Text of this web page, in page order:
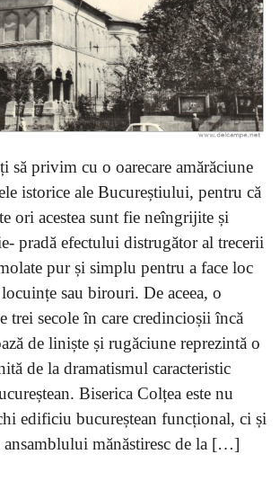
să privim cu o oarecare amărăciune
istorice ale Bucureștiului, pentru că
ori acestea sunt fie neîngrijite și
pradă efectului distrugător al trecerii
pur și simplu pentru a face loc
sau birouri. De aceea, o
trei secole în care credincioșii încă
de liniște și rugăciune reprezintă o
de la dramatismul caracteristic
Biserica Colțea este nu
edificiu bucureștean funcțional, ci și
ansamblului mănăstiresc de la […]